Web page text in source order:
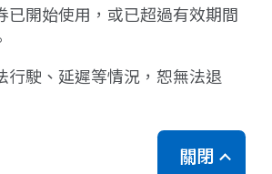
已開始使用，或已超過有效期間
行駛、延遲等情況，恕無法退
關閉